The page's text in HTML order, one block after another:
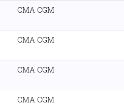
CMA CGM
CMA CGM
CMA CGM
CMA CGM